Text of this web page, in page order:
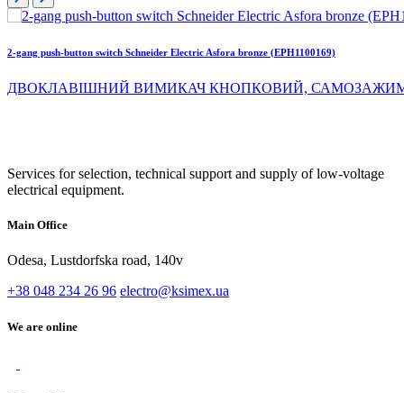
2-gang push-button switch Schneider Electric Asfora bronze (EPH1100169)
ДВОКЛАВІШНИЙ ВИМИКАЧ КНОПКОВИЙ,
Services for selection, technical support and supply of low-voltage
electrical equipment.
Main Office
Odesa, Lustdorfska road, 140v
+38 048 234 26 96 electro@ksimex.ua
We are online